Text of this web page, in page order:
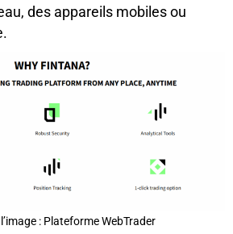
des appareils mobiles ou
: Plateforme WebTrader